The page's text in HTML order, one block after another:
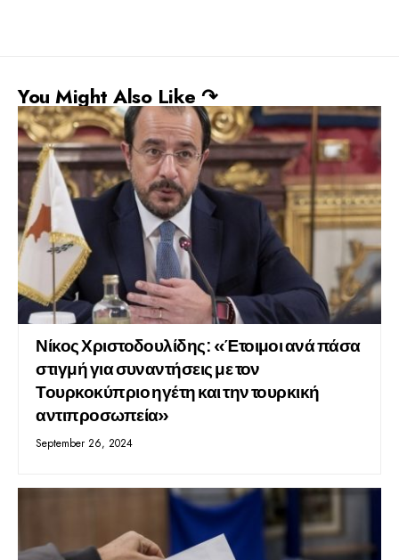
You Might Also Like ↷
Νίκος Χριστοδουλίδης: «Έτοιμοι ανά πάσα
στιγμή για συναντήσεις με τον
Τουρκοκύπριο ηγέτη και την τουρκική
αντιπροσωπεία»
September 26, 2024